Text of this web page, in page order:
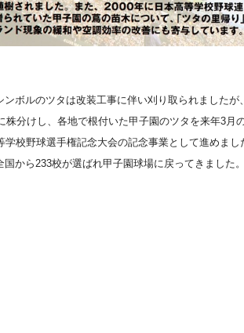
ンボルのツタは改装工事に伴い刈り取られました
株分けし、各地で根付いた甲子園のツタを来年3月
学校野球選手権記念大会の記念事業として進めま
国から233校が選ばれ甲子園球場に戻ってきました。